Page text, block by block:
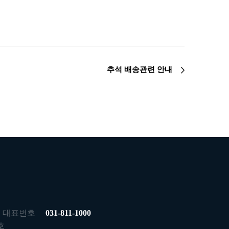
추석 배송관련 안내
대표번호
031-811-1000